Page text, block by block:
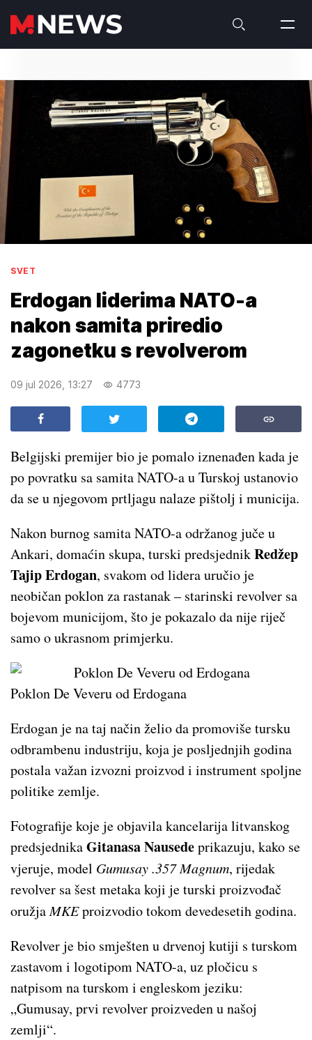
SVET
Erdogan liderima NATO-a
nakon samita priredio
zagonetku s revolverom
09 jul 2026, 13:27 4773
Belgijski premijer bio je pomalo iznenađen kada je
po povratku sa samita NATO-a u Turskoj ustanovio
da se u njegovom prtljagu nalaze pištolj i municija.
Nakon burnog samita NATO-a održanog juče u
Ankari, domaćin skupa, turski predsjednikRedžep
Tajip Erdogan, svakom od lidera uručio je
neobičan poklon za rastanak – starinski revolver sa
bojevom municijom, što je pokazalo da nije riječ
samo o ukrasnom primjerku.
Poklon De Veveru od Erdogana
Erdogan je na taj način želio da promoviše tursku
odbrambenu industriju, koja je posljednjih godina
postala važan izvozni proizvod i instrument spoljne
politike zemlje.
Fotografije koje je objavila kancelarija litvanskog
predsjednikaGitanasa Nausedeprikazuju, kako se
vjeruje, model Gumusay .357 Magnum, rijedak
revolver sa šest metaka koji je turski proizvođač
oružjaMKEproizvodio tokom devedesetih godina.
Revolver je bio smješten u drvenoj kutiji s turskom
zastavom i logotipom NATO-a, uz pločicu s
natpisom na turskom i engleskom jeziku:
„Gumusay, prvi revolver proizveden u našoj
zemlji“.